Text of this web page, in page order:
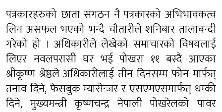
पत्रकारहरुको छाता संगठन नै पत्रकारको अभिभावकत्व
लिन असफल भएको भन्दै चौतारीले शनिबार तालाबन्दी
गरेको हो । अधिकारीलेलेखेको समाचारको विषयलाई
लिएर नवलपरासी घर भई पोखरा ११ बस्दै आएका
श्रीकृष्ण श्रेष्ठले अधिकारीलाई तीन दिनसम्म फोन मार्फत्
तनाव दिने, फेसबुक म्यासेन्जर र एसएमएसमार्फत् धम्की
दिने, मुख्यमन्त्री कृष्णचन्द्र नेपाली पोखरेलको पावर